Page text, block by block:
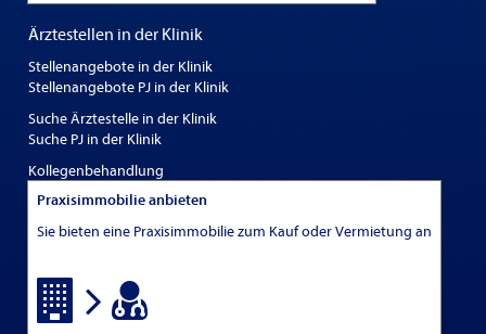
Ärztestellen in der Klinik
Stellenangebote in der Klinik
Stellenangebote PJ in der Klinik
Suche Ärztestelle in der Klinik
Suche PJ in der Klinik
Kollegenbehandlung
Praxisimmobilie anbieten
Sie bieten eine Praxisimmobilie zum Kauf oder Vermietung an